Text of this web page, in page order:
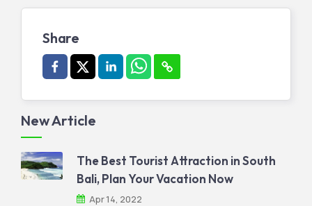
Share
New Article
The Best Tourist Attraction in South
Bali, Plan Your Vacation Now
Apr 14, 2022